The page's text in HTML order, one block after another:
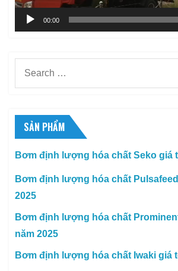
00:00
SẢN PHẨM
Bơm định lượng hóa chất Seko giá
Bơm định lượng hóa chất
2025
Bơm định lượng hóa chất
năm 2025
Bơm định lượng hóa chất Iwaki giá